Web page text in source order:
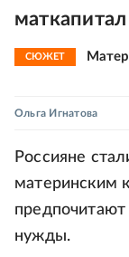
СЮЖЕТ
Ольга Игнатова
Россияне
материнским
нужды.